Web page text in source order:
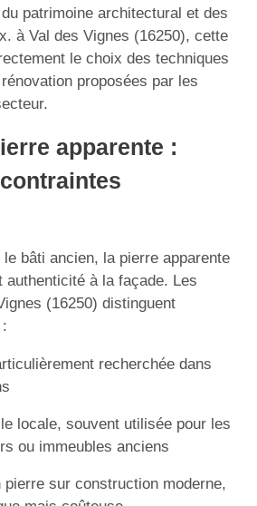
patrimoine architectural et des
à Val des Vignes (16250), cette
le choix des techniques
proposées par les
apparente :
bâti ancien, la pierre apparente
authenticité à la façade. Les
(16250) distinguent
recherchée dans
locale, souvent utilisée pour les
ou immeubles anciens
pierre sur construction moderne,